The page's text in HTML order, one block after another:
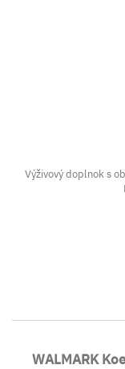
Výživový doplnok s
WALMARK